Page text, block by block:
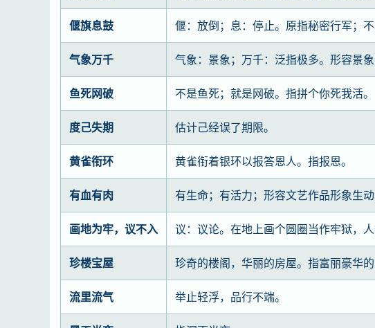
偃旗息鼓 偃：放倒；息：停止。原指秘密行军；
气象万千 气象：景象；万千：泛指极多。形容景
鱼死网破 不是鱼死；就是网破。指拼个你死我活。
度己失期 估计己经误了期限。
黄雀衔环 黄雀衔着银环以报答恩人。指报恩。
有血有肉 有生命；有活力；形容文艺作品形象生动
画地为牢，议不入 议：议论。在地上画个圆圈当作牢狱，
珍楼宝屋 珍奇的楼阁，华丽的房屋。指富丽豪华的
流里流气 举止轻浮，品行不端。